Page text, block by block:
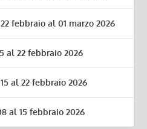
febbraio al 01 marzo 2026
al 22 febbraio 2026
al 22 febbraio 2026
al 15 febbraio 2026